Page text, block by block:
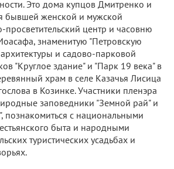
Это дома купцов Дмитренко и
бывшей женской и мужской
просветительский центр и часовню
знаменитую "Петровскую
и садово-парковой
"Круглое здание" и "Парк 19 века" в
храм в селе Казачья Лисица
в Козинке. Участники пленэра
заповедники "Земной рай" и
познакомиться с национальными
быта и народными
туристических усадьбах и